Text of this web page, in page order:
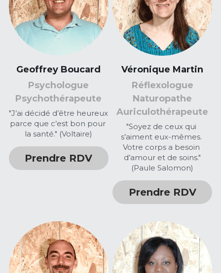
Geoffrey Boucard
Psychologue
Psychothérapeute
"J’ai décidé d’être heureux
parce que c’est bon pour
la santé." (Voltaire)
Prendre RDV
Véronique Martin
Réflexologue
Naturopathe
Auriculothérapeute
"Soyez de ceux qui
s’aiment eux-mêmes.
Votre corps a besoin
d’amour et de soins."
(Paule Salomon)
Prendre RDV